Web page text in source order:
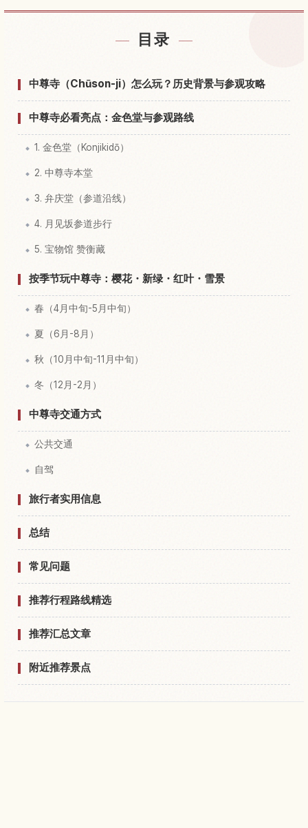
目录
中尊寺（Chūson-ji）怎么玩？历史背景与参观攻略
中尊寺必看亮点：金色堂与参观路线
1. 金色堂（Konjikidō）
2. 中尊寺本堂
3. 弁庆堂（参道沿线）
4. 月见坂参道步行
5. 宝物馆 赞衡藏
按季节玩中尊寺：樱花・新绿・红叶・雪景
春（4月中旬-5月中旬）
夏（6月-8月）
秋（10月中旬-11月中旬）
冬（12月-2月）
中尊寺交通方式
公共交通
自驾
旅行者实用信息
总结
常见问题
推荐行程路线精选
推荐汇总文章
附近推荐景点